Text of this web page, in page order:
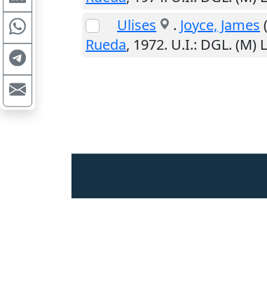
Ulises
. Joyce, James
Rueda, 1972. U.I.: DGL. (M)